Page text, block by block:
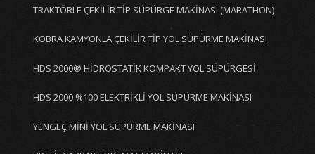
TRAKTÖRLE ÇEKİLİR TİP SÜPÜRGE MAKİNASI (MARATHON)
KOBRA KAMYONLA ÇEKİLİR TİP YOL SÜPÜRME MAKİNASI
HDS 2000® HİDROSTATİK KOMPAKT YOL SÜPÜRGESİ
HDS 2000 %100 ELEKTRİKLİ YOL SÜPÜRME MAKİNASI
YENGEÇ MİNİ YOL SÜPÜRME MAKİNASI